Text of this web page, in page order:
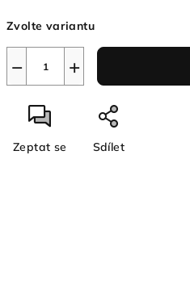
cena:
Zvolte variantu
+
−
Zeptat se Sdílet